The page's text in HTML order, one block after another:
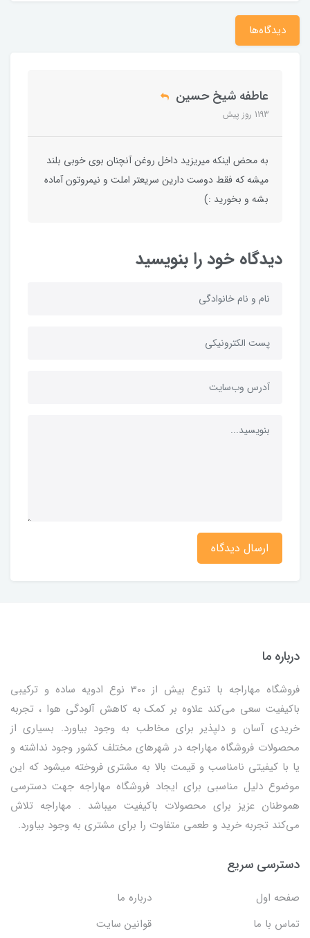
دیدگاه‌ها
عاطفه شیخ حسین
1193 روز پیش
به محض اینکه میریزید داخل روغن آنچنان بوی خوبی بلند
میشه که فقط دوست دارین سریعتر املت و نیمروتون آماده
بشه و بخورید :)
دیدگاه خود را بنویسید
ارسال دیدگاه
درباره ما
فروشگاه مهاراجه با تنوع بیش از 300 نوع ادویه ساده و ترکیبی
باکیفیت سعی می‌کند علاوه بر کمک به کاهش آلودگی هوا ، تجربه
خریدی آسان و دلپذیر برای مخاطب به وجود بیاورد. بسیاری از
محصولات فروشگاه مهاراجه در شهرهای مختلف کشور وجود نداشته و
یا با کیفیتی نامناسب و قیمت بالا به مشتری فروخته میشود که این
موضوع دلیل مناسبی برای ایجاد فروشگاه مهاراجه جهت دسترسی
هموطنان عزیز برای محصولات باکیفیت میباشد . مهاراجه تلاش
می‌کند تجربه خرید و طعمی متفاوت را برای مشتری به وجود بیاورد.
دسترسی سریع
صفحه اول
درباره ما
تماس با ما
قوانین سایت